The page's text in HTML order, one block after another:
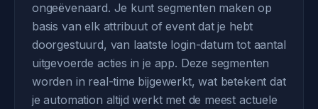
ongeëvenaard. Je kunt segmenten maken op
basis van elk attribuut of event dat je hebt
doorgestuurd, van laatste login-datum tot aantal
uitgevoerde acties in je app. Deze segmenten
worden in real-time bijgewerkt, wat betekent dat
je automation altijd werkt met de meest actuele